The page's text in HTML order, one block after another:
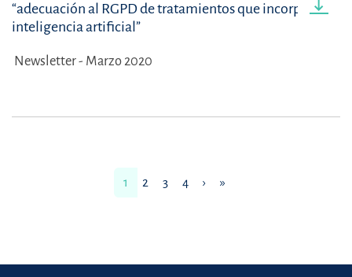
“adecuación al RGPD de tratamientos que incorporan
inteligencia artificial”
Newsletter - Marzo 2020
1 2 3 4 › »